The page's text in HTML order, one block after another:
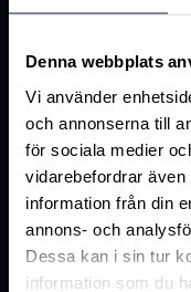
Denna webbplats
Vi använder
och annonserna till
för sociala medier
vidarebefordrar
information från din
annons- och
Dessa kan i sin tur
information som du